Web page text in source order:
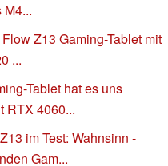
Z13 Gaming-Tablet mit
...
Tablet hat es uns
RTX 4060...
im Test: Wahnsinn -
Gam...